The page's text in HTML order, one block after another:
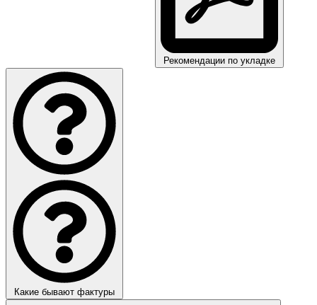
Рекомендации по укладке
Какие бывают фактуры